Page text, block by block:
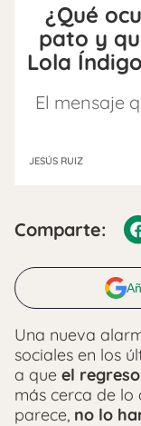
¿Qué
pato y
Lola
El mensaje
JESÚS RUIZ
Comparte:
Una nueva
sociales en los
a que el regreso
más cerca de lo
parece, no lo